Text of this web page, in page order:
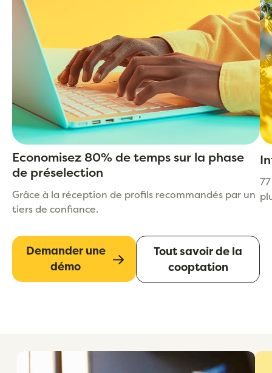
Economisez 80% de temps sur la phase
de préselection
Grâce à la réception de profils recommandés par un
tiers de confiance.
Demander une
démo
Tout savoir de la
cooptation